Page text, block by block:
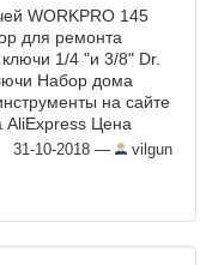
WORKPRO 145
для ремонта
1/4 "и 3/8" Dr.
Набор дома
на сайте
AliExpress Цена
!!! ...
31-10-2018 — vilgun